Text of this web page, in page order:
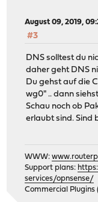
August 09, 2019,
#3
DNS solltest du
daher geht DNS
Du gehst auf die
wg0" .. dann
Schau noch ob
erlaubt sind. Sind
WWW:
Support plans:
services/opnsense/
Commercial Plugins